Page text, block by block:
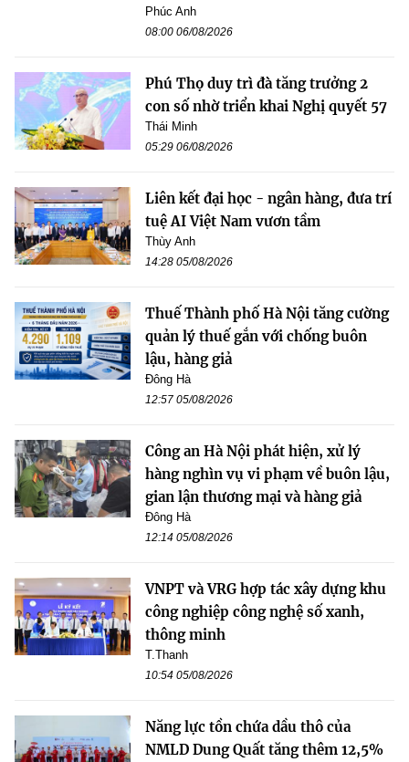
Phúc Anh
08:00 06/08/2026
Phú Thọ duy trì đà tăng trưởng 2
con số nhờ triển khai Nghị quyết 57
Thái Minh
05:29 06/08/2026
Liên kết đại học - ngân hàng, đưa trí
tuệ AI Việt Nam vươn tầm
Thùy Anh
14:28 05/08/2026
Thuế Thành phố Hà Nội tăng cường
quản lý thuế gắn với chống buôn
lậu, hàng giả
Đông Hà
12:57 05/08/2026
Công an Hà Nội phát hiện, xử lý
hàng nghìn vụ vi phạm về buôn lậu,
gian lận thương mại và hàng giả
Đông Hà
12:14 05/08/2026
VNPT và VRG hợp tác xây dựng khu
công nghiệp công nghệ số xanh,
thông minh
T.Thanh
10:54 05/08/2026
Năng lực tồn chứa dầu thô của
NMLD Dung Quất tăng thêm 12,5%